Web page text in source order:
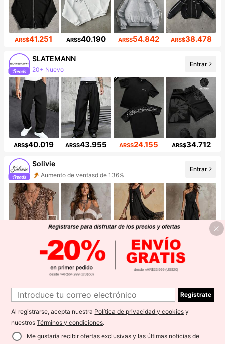
ARS$41.251 ARS$40.190 ARS$54.842 ARS$38.478
SLATEMANN
20+ Nuevo
25K seguidores
Entrar
ARS$40.019 ARS$43.955 ARS$24.155 ARS$34.712
Solivie
Aumento de ventasd de 136%
Incremento de seguidores de 137%
Entrar
16.915 ARS$29.235 ARS$28.448 ARS$
Cozy Mate
Regístrate
Al registrarse, acepta nuestra Política de privacidad y cookies y
nuestrosTérminos y condiciones.
Me gustaría recibir ofertas exclusivas y las últimas noticias de